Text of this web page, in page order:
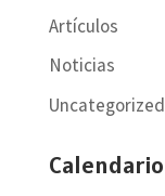
Artículos
Noticias
Uncategorized
Calendario